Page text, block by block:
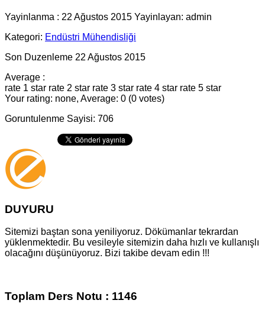
Yayinlanma : 22 Ağustos 2015 Yayinlayan: admin
Kategori: Endüstri Mühendisliği
Son Duzenleme 22 Ağustos 2015
Average :
rate 1 star rate 2 star rate 3 star rate 4 star rate 5 star
Your rating: none, Average: 0 (0 votes)
Goruntulenme Sayisi: 706
DUYURU
Sitemizi baştan sona yeniliyoruz. Dökümanlar tekrardan
yüklenmektedir. Bu vesileyle sitemizin daha hızlı ve kullanışlı
olacağını düşünüyoruz. Bizi takibe devam edin !!!
Toplam Ders Notu : 1146